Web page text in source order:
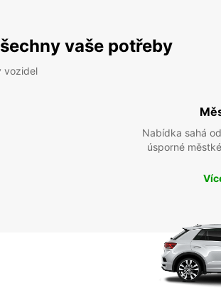
vaše potřeby
vozidel
Nabídka sahá
úsporné